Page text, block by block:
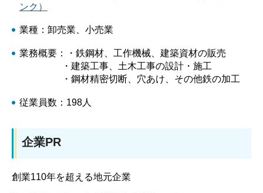
ンク）
業種：卸売業、小売業
業務概要：・鉄鋼材、工作機械、建築資材の販売
・建築工事、土木工事の設計・施工
・鋼材精密切断、穴あけ、その他鉄の加工
従業員数：198人
企業PR
創業110年を超える地元企業